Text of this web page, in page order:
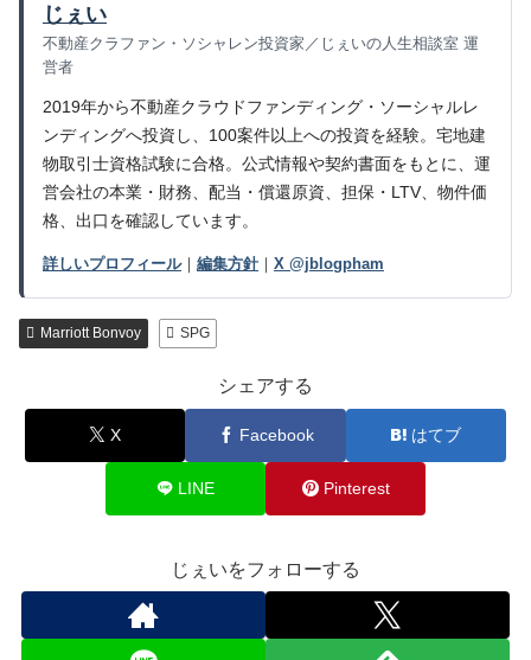
じぇい
不動産クラファン・ソシャレン投資家／じぇいの人生相談室 運
営者
2019年から不動産クラウドファンディング・ソーシャルレ
ンディングへ投資し、100案件以上への投資を経験。宅地建
物取引士資格試験に合格。公式情報や契約書面をもとに、運
営会社の本業・財務、配当・償還原資、担保・LTV、物件価
格、出口を確認しています。
詳しいプロフィール｜ 編集方針 ｜ X @jblogpham
Marriott Bonvoy SPG
シェアする
X Facebook はてブ
LINE Pinterest
じぇいをフォローする